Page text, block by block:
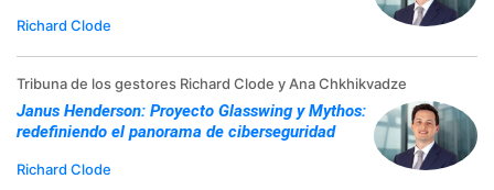
Richard Clode
Tribuna de los gestores Richard Clode y Ana Chkhikvadze
Janus Henderson: Proyecto Glasswing y Mythos:
redefiniendo el panorama de ciberseguridad
Richard Clode